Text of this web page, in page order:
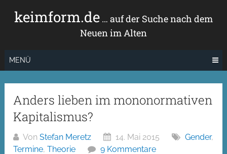
Inhaltkeimform.de… auf der Suche nach dem
Neuen im Alten
MENÜ
Anders lieben im mononormativen
Kapitalismus?
VonStefan Meretz 14. Mai 2015 Gender,
Termine,Theorie 9 Kommentare